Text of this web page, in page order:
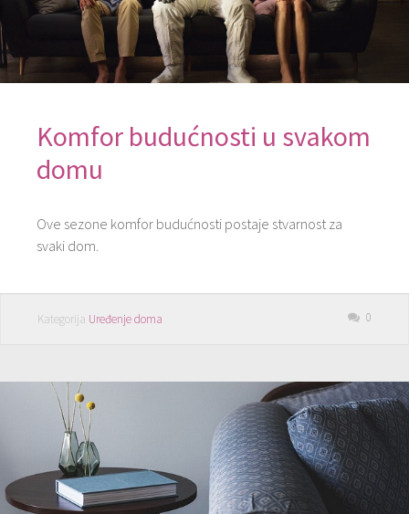
Komfor budućnosti u svakom
domu
Ove sezone komfor budućnosti postaje stvarnost za
svaki dom.
Kategorija Uređenje doma 0